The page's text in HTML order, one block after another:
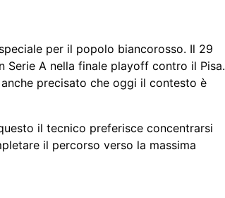
per il popolo biancorosso. Il 29
A nella finale playoff contro il Pisa.
precisato che oggi il contesto è
il tecnico preferisce concentrarsi
il percorso verso la massima